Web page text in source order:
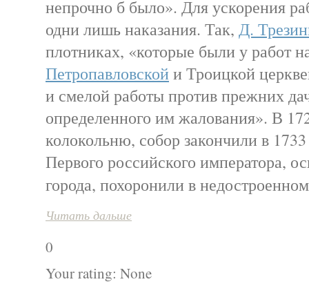
непрочно б было». Для ускорения
одни лишь наказания. Так, Д.
плотниках, «которые были у работ
Петропавловскойи Троицкой
и смелой работы против прежних
определенного им жалования». В
колокольню, собор закончили в 1733
Первого российского императора,
города, похоронили в
Читать дальше
0
Your rating: None